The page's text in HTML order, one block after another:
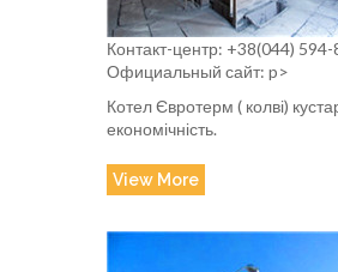
Контакт-центр: +38(044)
Официальный сайт: p>
Котел Євротерм ( колві)
економічність.
View More